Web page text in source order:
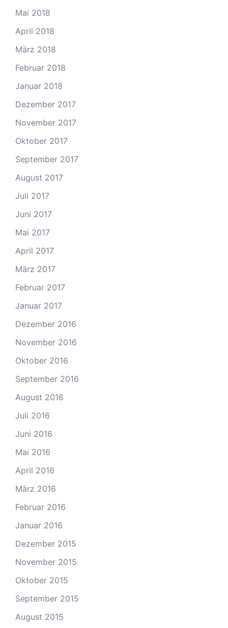
Mai 2018
April 2018
März 2018
Februar 2018
Januar 2018
Dezember 2017
November 2017
Oktober 2017
September 2017
August 2017
Juli 2017
Juni 2017
Mai 2017
April 2017
März 2017
Februar 2017
Januar 2017
Dezember 2016
November 2016
Oktober 2016
September 2016
August 2016
Juli 2016
Juni 2016
Mai 2016
April 2016
März 2016
Februar 2016
Januar 2016
Dezember 2015
November 2015
Oktober 2015
September 2015
August 2015